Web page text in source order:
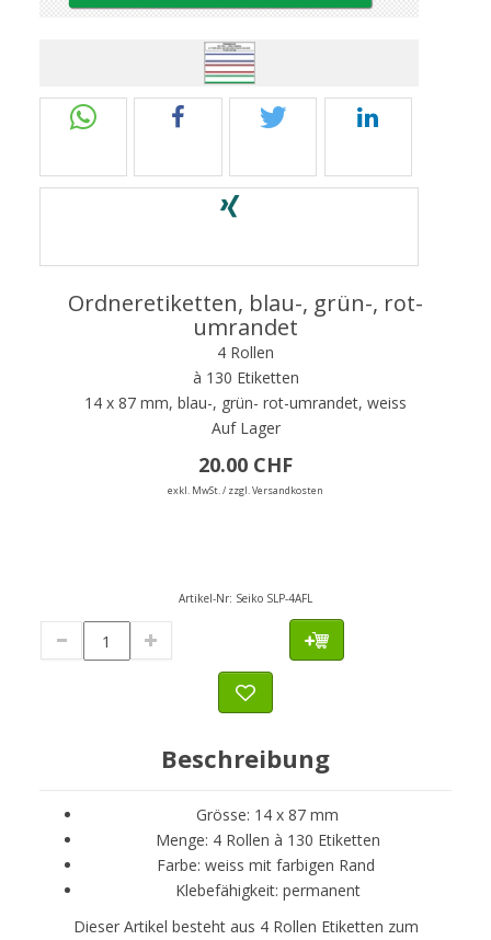
Ordneretiketten, blau-, grün-, rot-
umrandet
4 Rollen
à 130 Etiketten
14 x 87 mm, blau-, grün- rot-umrandet, weiss
Auf Lager
20.00 CHF
exkl. MwSt. / zzgl. Versandkosten
Artikel-Nr: Seiko SLP-4AFL
Beschreibung
Grösse: 14 x 87 mm
Menge: 4 Rollen à 130 Etiketten
Farbe: weiss mit farbigen Rand
Klebefähigkeit: permanent
Dieser Artikel besteht aus 4 Rollen Etiketten zum